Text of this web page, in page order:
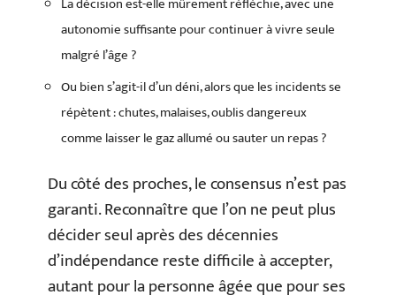
autonomie suffisante pour continuer à vivre seule
malgré l’âge ?
Ou bien s’agit-il d’un déni, alors que les incidents se
répètent : chutes, malaises, oublis dangereux
comme laisser le gaz allumé ou sauter un repas ?
Du côté des proches, le consensus n’est pas
garanti. Reconnaître que l’on ne peut plus
décider seul après des décennies
d’indépendance reste difficile à accepter,
autant pour la personne âgée que pour ses